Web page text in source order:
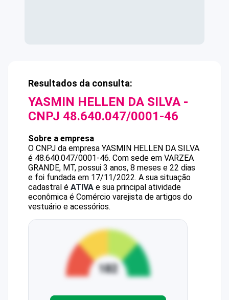
Resultados da consulta:
YASMIN HELLEN DA SILVA -
CNPJ 48.640.047/0001-46
Sobre a empresa
O CNPJ da empresa YASMIN HELLEN DA SILVA
é 48.640.047/0001-46. Com sede em VARZEA
GRANDE, MT, possui 3 anos, 8 meses e 22 dias
e foi fundada em 17/11/2022. A sua situação
cadastral é ATIVA e sua principal atividade
econômica é Comércio varejista de artigos do
vestuário e acessórios.